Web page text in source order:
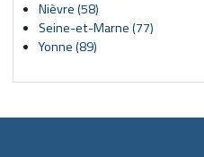
Nièvre (58)
Seine-et-Marne (77)
Yonne (89)